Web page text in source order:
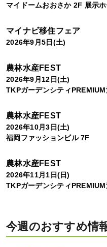
マイドームおおさか 2F 展示
マイナビ移住フェア
2026年9月5日(土)
農林水産FEST
2026年9月12日(土)
TKPガーデンシティ
農林水産FEST
2026年10月3日(土)
福岡ファッションビル 7F
農林水産FEST
2026年11月1日(日)
TKPガーデンシティ
今週のおすすめ情